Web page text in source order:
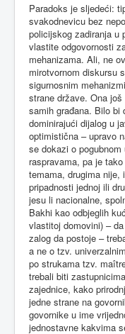
Paradoks je sljedeći:
svakodnevicu bez
policijskog zadiranja u
vlastite odgovornosti
mehanizama. Ali, ne
mirotvornom diskursu
sigurnosnim
strane države. Ona
samih građana. Bilo bi
dominirajući dijalog u
optimistična – upravo
se dokazi o
raspravama, pa je
temama, drugima nije,
pripadnosti jednoj ili
jesu li nacionalne,
Bakhi kao odbjeglih
vlastitoj domovini) –
zalog da postoje –
a ne o tzv.
po strukama tzv.
trebali biti
zajednice, kako
jedne strane na
govornike u ime
jednostavne kakvima